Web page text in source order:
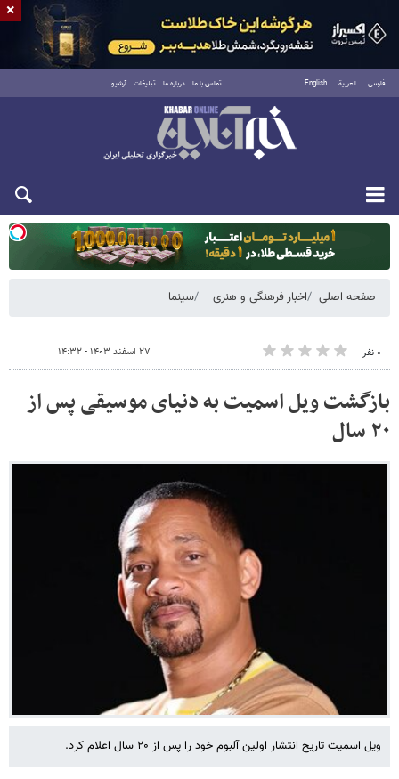
فارسی العربية English تماس با ما درباره ما تبلیغات آرشیو
یکشنبه ۱۸ مرداد ۱۴۰۵
صفحه اصلی اخبار فرهنگی و هنری سینما
۰ نفر ۲۷ اسفند ۱۴۰۳ - ۱۴:۳۲
بازگشت ویل اسمیت به دنیای موسیقی پس از
۲۰ سال
ویل اسمیت تاریخ انتشار اولین آلبوم خود را پس از ۲۰ سال اعلام کرد.
×